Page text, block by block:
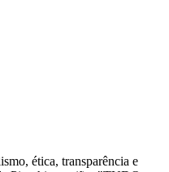
ética, transparência e